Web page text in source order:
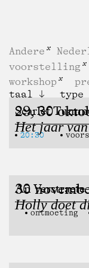
Andere
voorstelling
workshop
taal
type
29, 30
Het jaar
Scarlet
20:30
30
Holly doet
An Verstraete
ontmoeting